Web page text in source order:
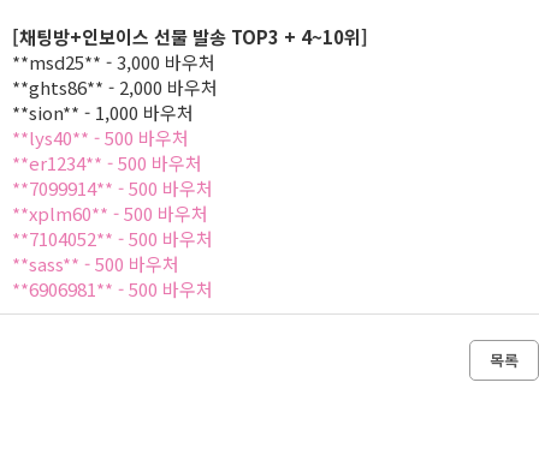
[채팅방+인보이스 선물 발송 TOP3 + 4~10위]
**msd25** - 3,000 바우처
**ghts86** - 2,000 바우처
**sion** - 1,000 바우처
**lys40** - 500 바우처
**er1234** - 500 바우처
**7099914** - 500 바우처
**xplm60** - 500 바우처
**7104052** - 500 바우처
**sass** - 500 바우처
**6906981** - 500 바우처
목록